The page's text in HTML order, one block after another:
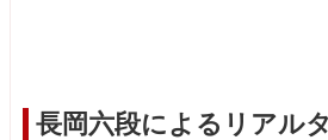
長岡六段によるリアル